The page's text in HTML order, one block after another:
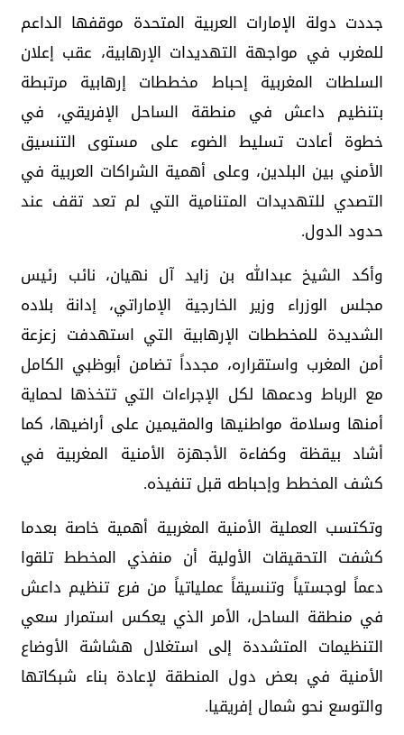
جددت دولة الإمارات العربية المتحدة موقفها الداعم
للمغرب في مواجهة التهديدات الإرهابية، عقب إعلان
السلطات المغربية إحباط مخططات إرهابية مرتبطة
بتنظيم داعش في منطقة الساحل الإفريقي، في
خطوة أعادت تسليط الضوء على مستوى التنسيق
الأمني بين البلدين، وعلى أهمية الشراكات العربية في
التصدي للتهديدات المتنامية التي لم تعد تقف عند
حدود الدول.
وأكد الشيخ عبدالله بن زايد آل نهيان، نائب رئيس
مجلس الوزراء وزير الخارجية الإماراتي، إدانة بلاده
الشديدة للمخططات الإرهابية التي استهدفت زعزعة
أمن المغرب واستقراره، مجدداً تضامن أبوظبي الكامل
مع الرباط ودعمها لكل الإجراءات التي تتخذها لحماية
أمنها وسلامة مواطنيها والمقيمين على أراضيها، كما
أشاد بيقظة وكفاءة الأجهزة الأمنية المغربية في
كشف المخطط وإحباطه قبل تنفيذه.
وتكتسب العملية الأمنية المغربية أهمية خاصة بعدما
كشفت التحقيقات الأولية أن منفذي المخطط تلقوا
دعماً لوجستياً وتنسيقاً عملياتياً من فرع تنظيم داعش
في منطقة الساحل، الأمر الذي يعكس استمرار سعي
التنظيمات المتشددة إلى استغلال هشاشة الأوضاع
الأمنية في بعض دول المنطقة لإعادة بناء شبكاتها
والتوسع نحو شمال إفريقيا.